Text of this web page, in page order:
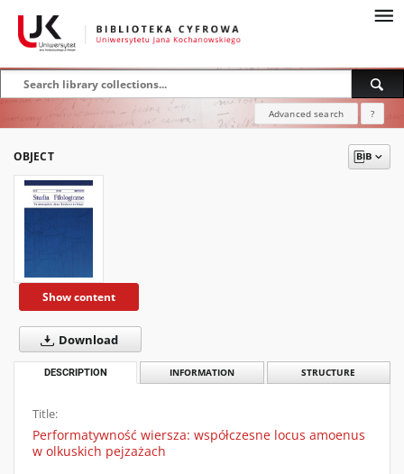
Advanced search ?
OBJECT
Show content
Download
DESCRIPTION INFORMATION STRUCTURE
Title:
Performatywność wiersza: współczesne locus amoenus
w olkuskich pejzażach